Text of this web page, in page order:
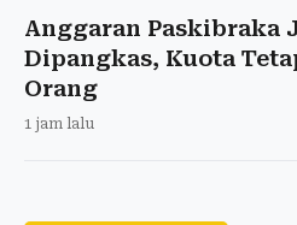
Anggaran Paskibraka
Dipangkas, Kuota
Orang
1 jam lalu